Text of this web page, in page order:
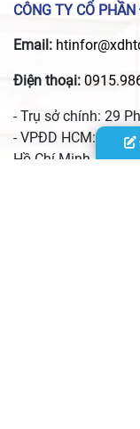
CÔNG TY CỔ
Email:
Điện thoại:
- Trụ sở chính: 29
- VPĐD HCM: 24
Hồ Chí Minh